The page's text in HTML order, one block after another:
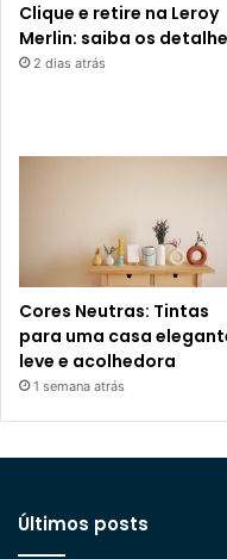
Clique e retire na Leroy
Merlin: saiba os
2 dias atrás
Cores Neutras: Tintas
para uma casa
leve e acolhedora
1 semana atrás
Últimos posts